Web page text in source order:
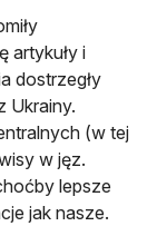
artykuły i
dostrzegły
Ukrainy.
(w tej
w jęz.
lepsze
jak nasze.